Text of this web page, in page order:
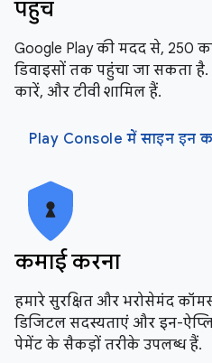
पहुंच
Google Play की मदद से, 250
डिवाइसों तक पहुंचा जा सकता है.
कारें, और टीवी शामिल हैं.
Play Console में साइन इन
कमाई करना
हमारे सुरक्षित और भरोसेमंद
डिजिटल सदस्यताएं और इन-
पेमेंट के सैकड़ों तरीके उपलब्ध हैं.